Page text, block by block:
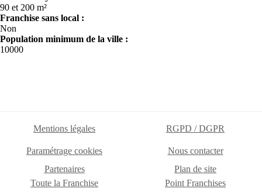
90 et 200 m²
Franchise sans local :
Non
Population minimum de la ville :
10000
Mentions légales RGPD / DGPR
Paramétrage cookies
Nous contacter
Partenaires
Plan de site
Toute la Franchise
Point Franchises